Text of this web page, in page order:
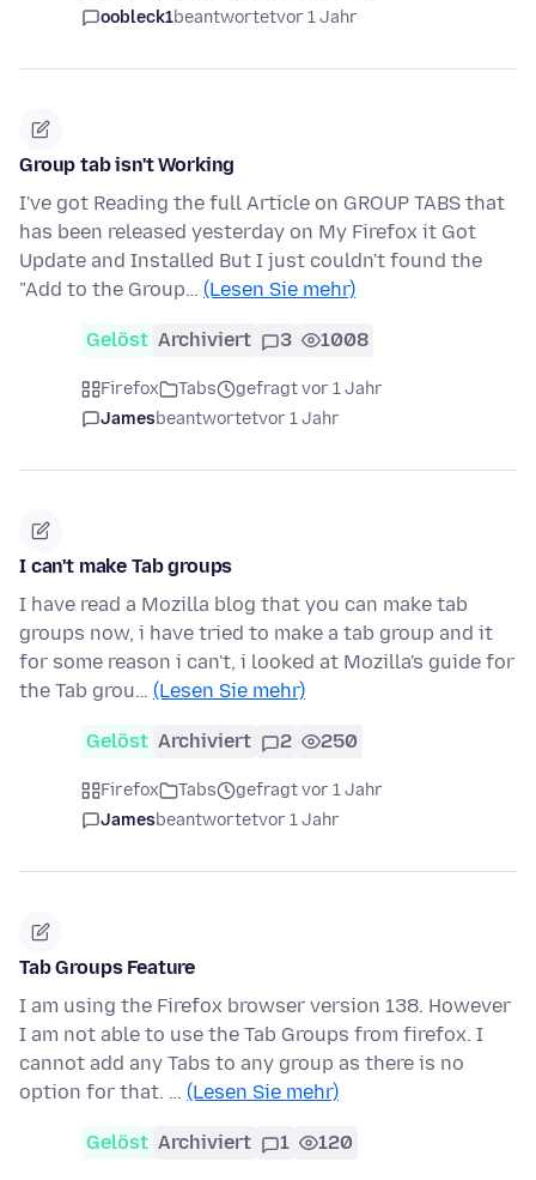
oobleck1beantwortetvor 1 Jahr
Group tab isn't Working
I've got Reading the full Article on GROUP TABS that
has been released yesterday on My Firefox it Got
Update and Installed But I just couldn't found the
"Add to the Group… (Lesen Sie mehr)
Gelöst Archiviert 3 1008
Firefox Tabs
gefragt vor 1 Jahr
Jamesbeantwortetvor 1 Jahr
I can't make Tab groups
I have read a Mozilla blog that you can make tab
groups now, i have tried to make a tab group and it
for some reason i can't, i looked at Mozilla's guide for
the Tab grou… (Lesen Sie mehr)
Gelöst Archiviert 2 250
Firefox Tabs
gefragt vor 1 Jahr
Jamesbeantwortetvor 1 Jahr
Tab Groups Feature
I am using the Firefox browser version 138. However
I am not able to use the Tab Groups from firefox. I
cannot add any Tabs to any group as there is no
option for that. … (Lesen Sie mehr)
Gelöst Archiviert 1 120